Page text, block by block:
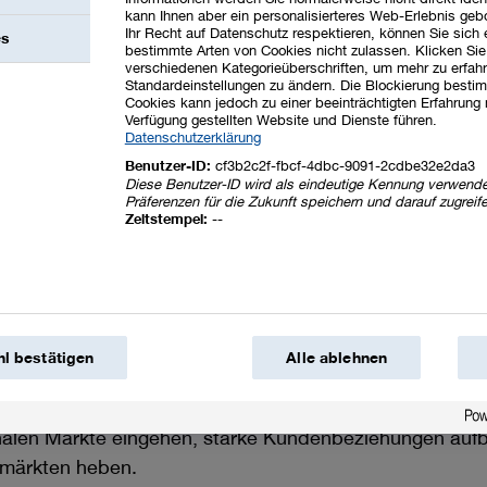
hinausgehen. Hierzu zählen etwa
Kreislaufwirtschaftunserer Produkte sowie digitale
Pazifik, Europa und Nordamerika ist der Bereich
und Entwicklungseinheiten unserer
unseres weltweiten Forschungs- und
unsere langfristige Wettbewerbsfähigkeit zeigen
Weltweit haben wir 2025898 Patente(2024:
45 % (2024: 44,5 %) auf Innovationen mit einem
Patent Asset Index, einer Methodik, die
Jahr 2025 erneut zu den führenden Unternehmen in
Erfolg ist neben der Effektivität dieglobale
Hierdurch können wir differenziert auf die
Märkte eingehen, starke Kundenbeziehungen
heben.
kann Ihnen aber ein personalisierteres Web-Erlebnis
Ihr Recht auf Datenschutz respektieren, können Sie sich
bestimmte Arten von Cookies nicht zulassen. Klicken
verschiedenen Kategorieüberschriften, um mehr zu
Standardeinstellungen zu ändern. Die Blockierung
Cookies kann jedoch zu einer beeinträchtigten
Verfügung gestellten Website und Dienste führen.
Datenschutzerklärung
Benutzer-ID: cf3b2c2f-fbcf-4dbc-9091-2cdbe32e2da3
Diese Benutzer-ID wird als eindeutige Kennung
Präferenzen für die Zukunft speichern und darauf
Zeitstempel: --
bestätigen Alle ablehnen